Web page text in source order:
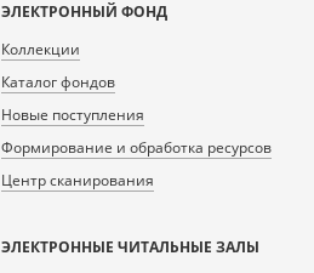
ЭЛЕКТРОННЫЙ ФОНД
Коллекции
Каталог фондов
Новые поступления
Формирование и обработка ресурсов
Центр сканирования
ЭЛЕКТРОННЫЕ ЧИТАЛЬНЫЕ ЗАЛЫ